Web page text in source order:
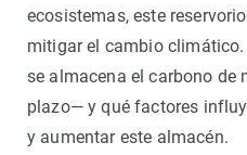
ecosistemas, este
mitigar el cambio
se almacena el carbono de
plazo— y qué factores
y aumentar este almacén.